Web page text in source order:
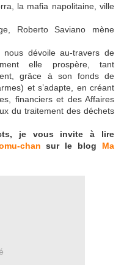
la mafia napolitaine, ville
Roberto Saviano mène
dévoile au-travers de
elle prospère, tant
grâce à son fonds de
et s’adapte, en créant
financiers et des Affaires
du traitement des déchets
je vous invite à lire
chan sur le blog Ma